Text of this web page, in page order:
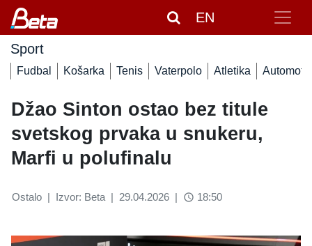
EN
Sport
Fudbal Košarka Tenis Vaterpolo Atletika Automoto
Džao Sinton ostao bez titule
svetskog prvaka u snukeru,
Marfi u polufinalu
Ostalo | Izvor: Beta | 29.04.2026 | access_time 18:50